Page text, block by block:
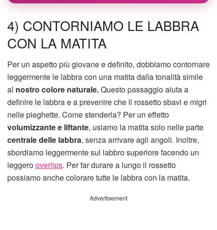
4) CONTORNIAMO LE LABBRA
CON LA MATITA
Per un aspetto più giovane e definito, dobbiamo contornare
leggermente le labbra con una matita dalla tonalità simile
al nostro colore naturale.Questo passaggio aiuta a
definire le labbra e a prevenire che il rossetto sbavi e migri
nelle pieghette. Come stenderla? Per un effetto
volumizzante e liftante, usiamo la matita solo nelle parte
centrale delle labbra, senza arrivare agli angoli. Inoltre,
sbordiamo leggermente sul labbro superiore facendo un
leggerooverlips. Per far durare a lungo il rossetto
possiamo anche colorare tutte le labbra con la matita.
Advertisement